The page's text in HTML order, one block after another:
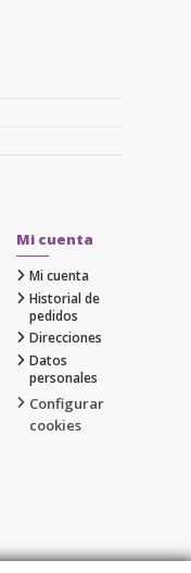
Mi cuenta
Mi cuenta
Historial de
pedidos
Direcciones
Datos
personales
Configurar
cookies